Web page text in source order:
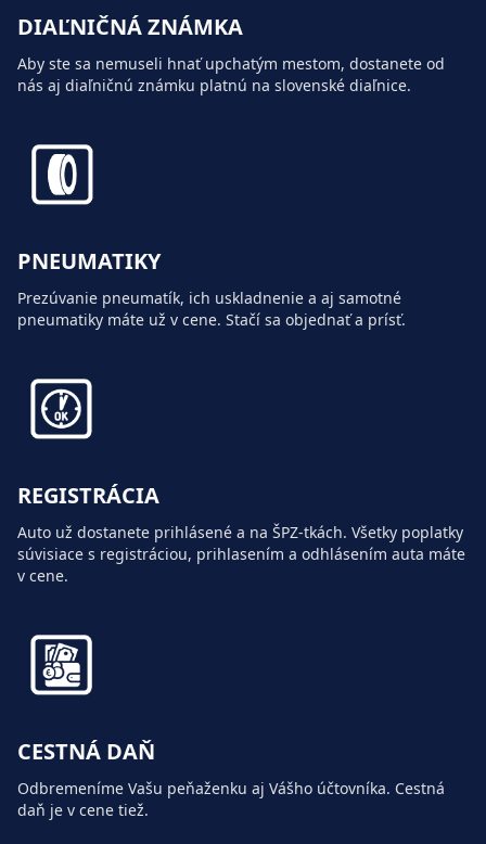
DIAĽNIČNÁ ZNÁMKA
Aby ste sa nemuseli hnať upchatým mestom, dostanete od
nás aj diaľničnú známku platnú na slovenské diaľnice.
PNEUMATIKY
Prezúvanie pneumatík, ich uskladnenie a aj samotné
pneumatiky máte už v cene. Stačí sa objednať a prísť.
REGISTRÁCIA
Auto už dostanete prihlásené a na ŠPZ-tkách. Všetky poplatky
súvisiace s registráciou, prihlasením a odhlásením auta máte
v cene.
CESTNÁ DAŇ
Odbremeníme Vašu peňaženku aj Vášho účtovníka. Cestná
daň je v cene tiež.